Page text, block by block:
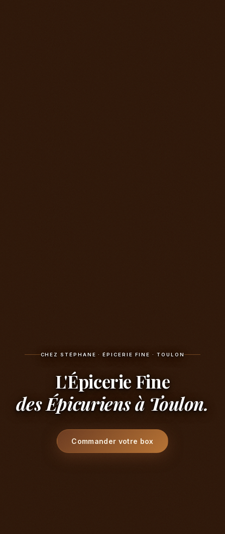
CHEZ STÉPHANE · ÉPICERIE FINE · TOULON
L'Épicerie Fine
des Épicuriens à Toulon.
Commander votre box